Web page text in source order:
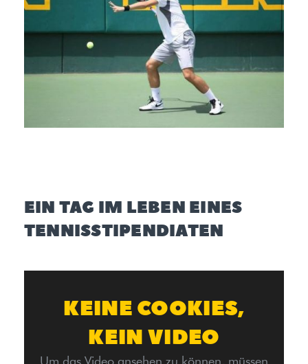
EIN TAG IM LEBEN EINES
TENNISSTIPENDIATEN
KEINE COOKIES,
KEIN VIDEO
Um das Video ansehen zu können, müssen